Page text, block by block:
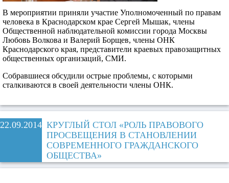
В мероприятии приняли участие Уполномоченный по правам
человека в Краснодарском крае Сергей Мышак, члены
Общественной наблюдательной комиссии города Москвы
Любовь Волкова и Валерий Борщев, члены ОНК
Краснодарского края, представители краевых правозащитных
общественных организаций, СМИ.
Собравшиеся обсудили острые проблемы, с которыми
сталкиваются в своей деятельности члены ОНК.
22.09.2014 КРУГЛЫЙ СТОЛ «РОЛЬ ПРАВОВОГО
ПРОСВЕЩЕНИЯ В СТАНОВЛЕНИИ
СОВРЕМЕННОГО ГРАЖДАНСКОГО
ОБЩЕСТВА»